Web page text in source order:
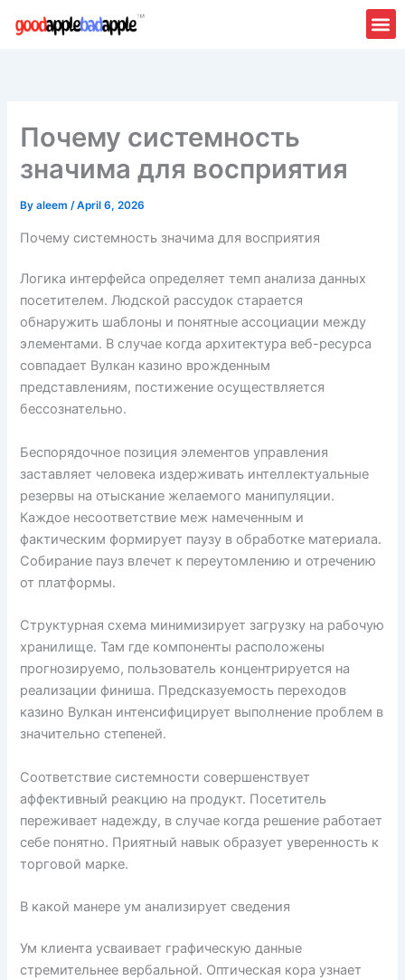
Почему системность
значима для восприятия
Byaleem/April 6, 2026
Почему системность значима для восприятия
Логика интерфейса определяет темп анализа данных
посетителем. Людской рассудок старается
обнаружить шаблоны и понятные ассоциации между
элементами. В случае когда архитектура веб-ресурса
совпадает Вулкан казино врожденным
представлениям, постижение осуществляется
бессознательно.
Беспорядочное позиция элементов управления
заставляет человека издерживать интеллектуальные
резервы на отыскание желаемого манипуляции.
Каждое несоответствие меж намеченным и
фактическим формирует паузу в обработке материала.
Собирание пауз влечет к переутомлению и отречению
от платформы.
Структурная схема минимизирует загрузку на рабочую
хранилище. Там где компоненты расположены
прогнозируемо, пользователь концентрируется на
реализации финиша. Предсказуемость переходов
казино Вулкан интенсифицирует выполнение проблем в
значительно степеней.
Соответствие системности совершенствует
аффективный реакцию на продукт. Посетитель
переживает надежду, в случае когда решение работает
себе понятно. Приятный навык образует уверенность к
торговой марке.
В какой манере ум анализирует сведения
Ум клиента усваивает графическую данные
стремительнее вербальной. Оптическая кора узнает